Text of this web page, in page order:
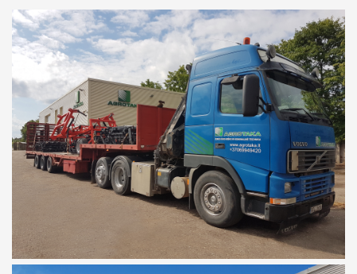
TECHNIKOS NUOMA
NEKILNOJAMOJO TURTO NUOMA
LIZINGAS
LIZINGAS